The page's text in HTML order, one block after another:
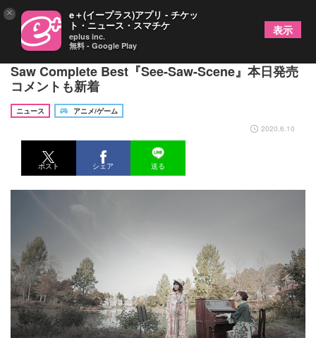
石川智晶・梶浦由記による伝説のユニット・See-
Saw Complete Best『See-Saw-Scene』本日発売
コメントも新着
ニュース
アニメ/ゲーム
2020.6.10
ポスト シェア 送る
× e＋(イープラス)アプリ - チケッ
ト・ニュース・スマチケ
eplus inc.
無料 - Google Play
表示